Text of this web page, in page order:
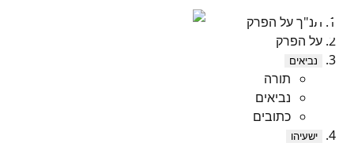
תנ"ך על הפרק
על הפרק
נביאים
תורה
נביאים
כתובים
ישעיהו